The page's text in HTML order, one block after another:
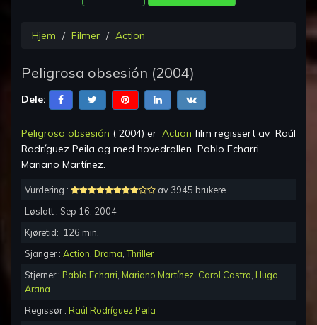
Hjem Filmer Action
Peligrosa obsesión (2004)
Dele:
Peligrosa obsesión ( 2004) er Action film regissert av Raúl
Rodríguez Peila og med hovedrollen Pablo Echarri,
Mariano Martínez.
Vurdering :
av 3945 brukere
Løslatt : Sep 16, 2004
Kjøretid: 126 min.
Sjanger : Action Drama ,Thriller
Stjerner : Pablo Echarri Mariano Martínez Carol Castro Hugo
Arana
Regissør : Raúl Rodríguez Peila